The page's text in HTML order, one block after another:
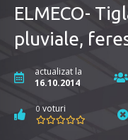
ELMECO-
pluviale,
actualizat la
16.10.2014
0 voturi